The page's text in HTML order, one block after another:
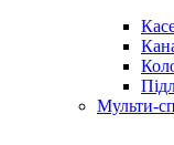
Мульти-